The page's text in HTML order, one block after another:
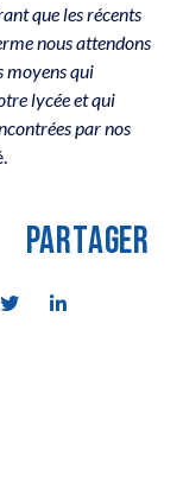
que les récents
nous attendons
moyens qui
lycée et qui
par nos
PARTAGER